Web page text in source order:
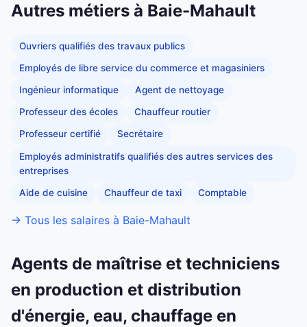
Autres métiers à Baie-Mahault
Ouvriers qualifiés des travaux publics
Employés de libre service du commerce et magasiniers
Ingénieur informatique Agent de nettoyage
Professeur des écoles Chauffeur routier
Professeur certifié Secrétaire
Employés administratifs qualifiés des autres services des
entreprises
Aide de cuisine Chauffeur de taxi Comptable
→ Tous les salaires à Baie-Mahault
Agents de maîtrise et techniciens
en production et distribution
d'énergie, eau, chauffage en